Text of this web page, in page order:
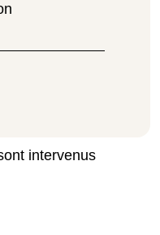
intervenus